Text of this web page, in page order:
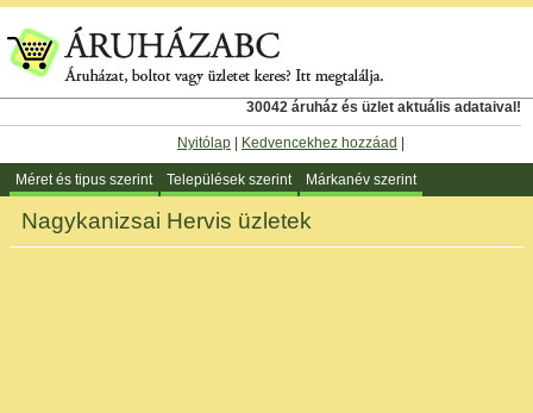
30042 áruház és üzlet aktuális adataival!
Nyitólap Kedvencekhez hozzáad
Méret és tipus szerint Települések szerint Márkanév szerint
Nagykanizsai Hervis üzletek